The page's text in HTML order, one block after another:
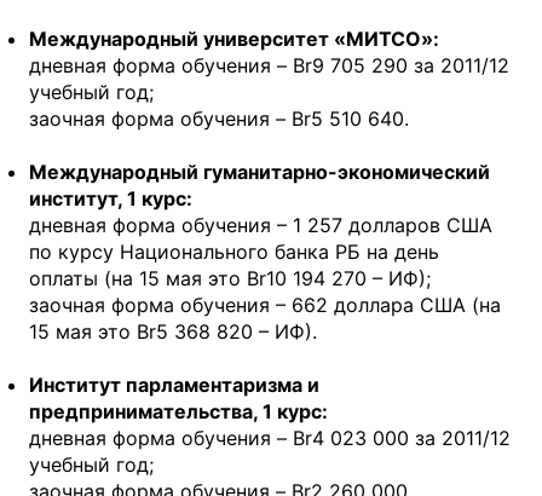
Международный университет «МИТСО»:
дневная форма обучения – Br9 705 290 за 2011/12
учебный год;
заочная форма обучения – Br5 510 640.
Международный гуманитарно-экономический
институт, 1 курс:
дневная форма обучения – 1 257 долларов США
по курсу Национального банка РБ на день
оплаты (на 15 мая это Br10 194 270 – ИФ);
заочная форма обучения – 662 доллара США (на
15 мая это Br5 368 820 – ИФ).
Институт парламентаризма и
предпринимательства, 1 курс:
дневная форма обучения – Br4 023 000 за 2011/12
учебный год;